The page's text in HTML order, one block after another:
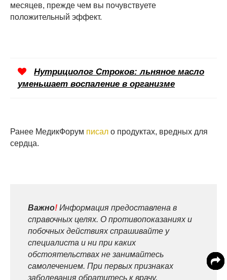
месяцев, прежде чем вы почувствуете
положительный эффект.
Нутрициолог Строков: льняное масло
уменьшает воспаление в организме
Ранее МедикФорум писал о продуктах, вредных для
сердца.
Важно! Информация предоставлена в
справочных целях. О противопоказаниях и
побочных действиях спрашивайте у
специалиста и ни при каких
обстоятельствах не занимайтесь
самолечением. При первых признаках
заболевания обратитесь к врачу.